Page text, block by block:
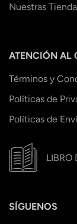
Nuestras
ATENCIÓN AL
Términos y
Políticas de
Políticas de
LIBRO
SÍGUENOS